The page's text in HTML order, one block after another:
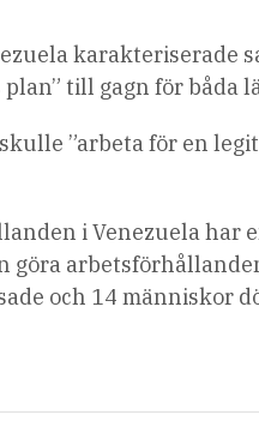
karakteriserade
till gagn för båda
”arbeta för en
i Venezuela
göra
och 14 människor